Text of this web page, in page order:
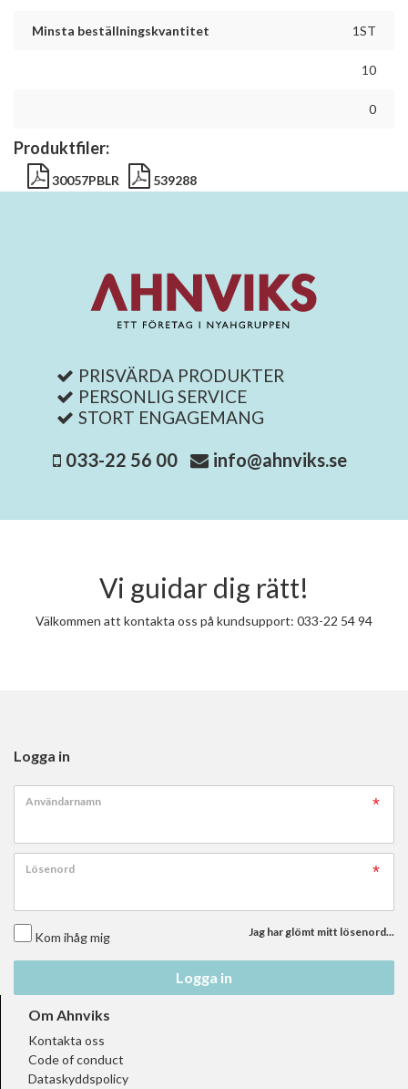
Minsta beställningskvantitet 1ST
10
0
Produktfiler:
30057PBLR 539288
PRISVÄRDA PRODUKTER
PERSONLIG SERVICE
STORT ENGAGEMANG
033-22 56 00 info@ahnviks.se
Vi guidar dig rätt!
Välkommen att kontakta oss på kundsupport: 033-22 54 94
Logga in
Användarnamn
Lösenord
Kom ihåg mig Jag har glömt mitt lösenord...
Logga in
Om Ahnviks
Kontakta oss
Code of conduct
Dataskyddspolicy